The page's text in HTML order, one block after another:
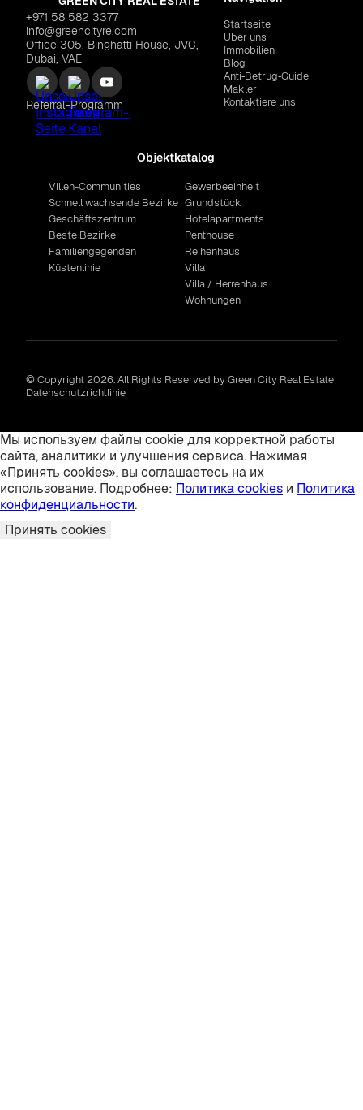
+971 58 582 3377
info@greencityre.com
Office 305, Binghatti House, JVC,
Dubai, VAE
Referral-Programm
Startseite
Über uns
Immobilien
Blog
Anti‑Betrug‑Guide
Makler
Kontaktiere uns
Objektkatalog
Villen-Communities
Schnell wachsende Bezirke
Geschäftszentrum
Beste Bezirke
Familiengegenden
Küstenlinie
Gewerbeeinheit
Grundstück
Hotelapartments
Penthouse
Reihenhaus
Villa
Villa / Herrenhaus
Wohnungen
© Copyright 2026. All Rights Reserved by Green City Real Estate
Datenschutzrichtlinie
Мы используем файлы cookie для корректной работы
сайта, аналитики и улучшения сервиса. Нажимая
«Принять cookies», вы соглашаетесь на их
использование. Подробнее: Политика cookies и Политика
конфиденциальности.
Принять cookies